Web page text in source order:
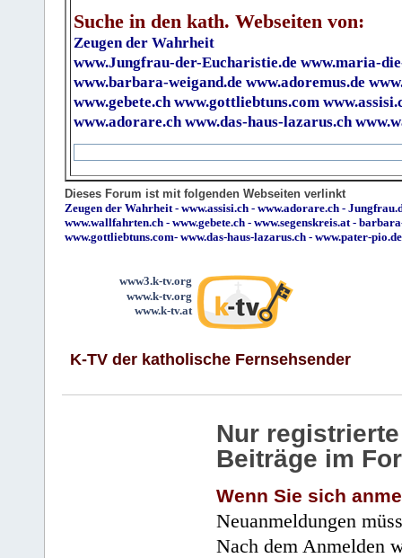
Suche in den kath. Webseiten von:
Zeugen der Wahrheit
www.Jungfrau-der-Eucharistie.de www.maria-
www.barbara-weigand.de www.adoremus.de
www.gebete.ch www.gottliebtuns.com
www.adorare.ch www.das-haus-lazarus.ch
Dieses Forum ist mit folgenden Webseiten verlinkt
Zeugen der Wahrheit - www.assisi.ch - www.adorare.ch -
www.wallfahrten.ch - www.gebete.ch - www.segenskreis.at -
www.gottliebtuns.com- www.das-haus-lazarus.ch - www.pater-pio.de
www3.k-tv.org
www.k-tv.org
www.k-tv.at
K-TV der katholische Fernsehsender
Nur
Beiträge im
Wenn Sie sich
Neuanmeldungen
Nach dem Anmelden